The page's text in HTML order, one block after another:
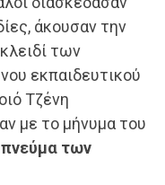
άκουσαν την
των
εκπαιδευτικού
Τζένη
με το μήνυμα του
των